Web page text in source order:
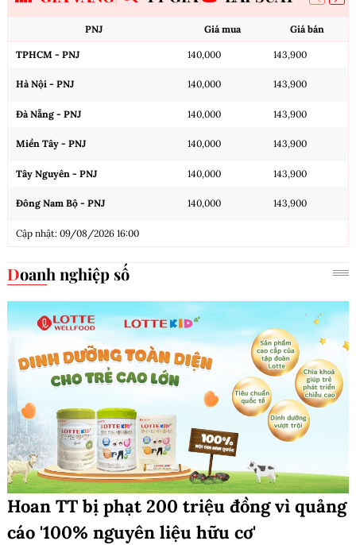
PNJ Giá mua Giá bán
TPHCM - PNJ 140,000 143,900
Hà Nội - PNJ 140,000 143,900
Đà Nẵng - PNJ 140,000 143,900
Miền Tây - PNJ 140,000 143,900
Tây Nguyên - PNJ 140,000 143,900
Đông Nam Bộ - PNJ 140,000 143,900
Cập nhật: 09/08/2026 16:00
Doanh nghiệp số
Hoan TT bị phạt 200 triệu đồng vì quảng
cáo '100% nguyên liệu hữu cơ'